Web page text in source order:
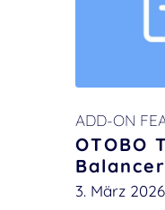
ADD-ON
OTOBO
Balancer
3. März 2026